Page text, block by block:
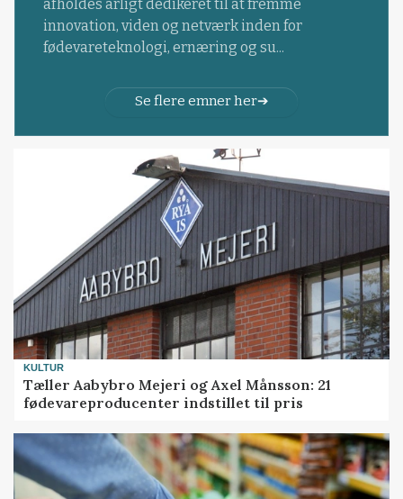
afholdes årligt dedikeret til at fremme
innovation, viden og netværk inden for
fødevareteknologi, ernæring og su...
Se flere emner her
KULTUR
Tæller Aabybro Mejeri og Axel Månsson: 21
fødevareproducenter indstillet til pris